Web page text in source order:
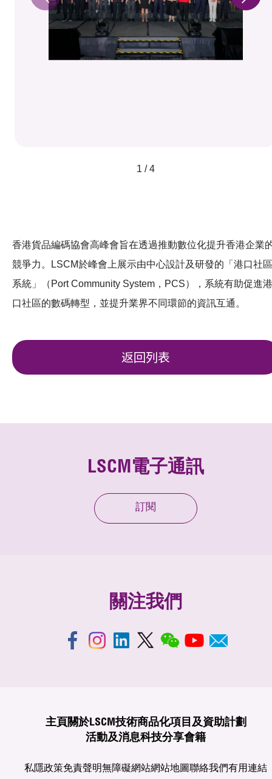
1 / 4
香港貨品編碼協會高峰會旨在透過推動數位化提升香港企業
競爭力。LSCM於峰會上展示由中心設計及研發的「港口社區
系統」（Port Community System，PCS），系統有助促進港
口社區的數碼轉型，並提升業界不同環節的資訊互通。
返回列表
LSCM電子通訊
訂閱
關注我們
主頁 關於LSCM技術商品化項目及資助計劃
活動及消息科技分享會籍
私隱政策免責聲明無障礙網站網站地圖聯絡我們有用連結